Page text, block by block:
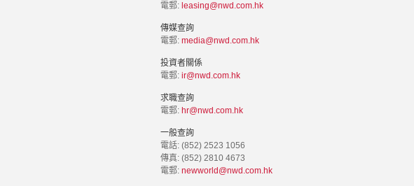
電郵: leasing@nwd.com.hk
傳媒查詢
電郵: media@nwd.com.hk
投資者關係
電郵: ir@nwd.com.hk
求職查詢
電郵: hr@nwd.com.hk
一般查詢
電話: (852) 2523 1056
傳真: (852) 2810 4673
電郵: newworld@nwd.com.hk